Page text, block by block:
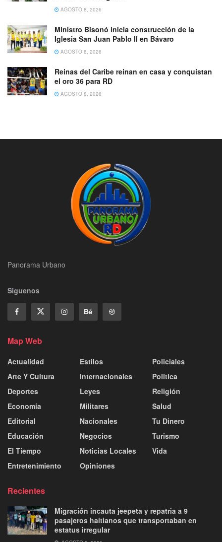
AGOSTO 8, 2026
Ministro Bisonó inicia construcción de la
Iglesia San Juan Pablo II en Bávaro
AGOSTO 8, 2026
Reinas del Caribe reinan en casa y conquistan
el oro 36 para RD
AGOSTO 8, 2026
Panorama Urbano
Siguenos
Map Web
Actualidad
Arte Y Cultura
Deportes
Economía
Editorial
Educación
El Tiempo
Entretenimiento
Estilos
Internacionales
Leyes
Militares
Nacionales
Negocios
Noticias Locales
Opiniones
Policiales
Politica
Religión
Salud
Tu Dinero
Turismo
Vida
Recientes
Migración incauta jeepeta y repatria a 9
pasajeros haitianos que transportaban en
estatus irregular